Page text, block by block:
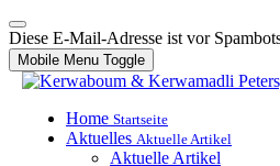
Diese E-Mail-Adresse ist vor
Mobile Menu Toggle
Home Startseite
Aktuelles Aktuelle Artikel
Aktuelle Artikel